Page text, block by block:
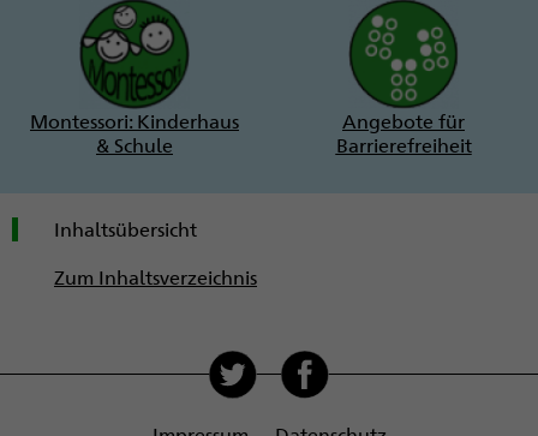
Montessori: Kinderhaus
& Schule
Angebote für
Barrierefreiheit
Inhaltsübersicht
Zum Inhaltsverzeichnis